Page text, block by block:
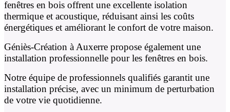
fenêtres en bois offrent une excellente isolation
thermique et acoustique, réduisant ainsi les coûts
énergétiques et améliorant le confort de votre maison.
Géniès-Création à Auxerre propose également une
installation professionnelle pour les fenêtres en bois.
Notre équipe de professionnels qualifiés garantit une
installation précise, avec un minimum de perturbation
de votre vie quotidienne.